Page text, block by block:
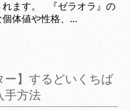
れます。 『ゼラオラ』の
体値や性格、...
ー】するどいくちば
手方法